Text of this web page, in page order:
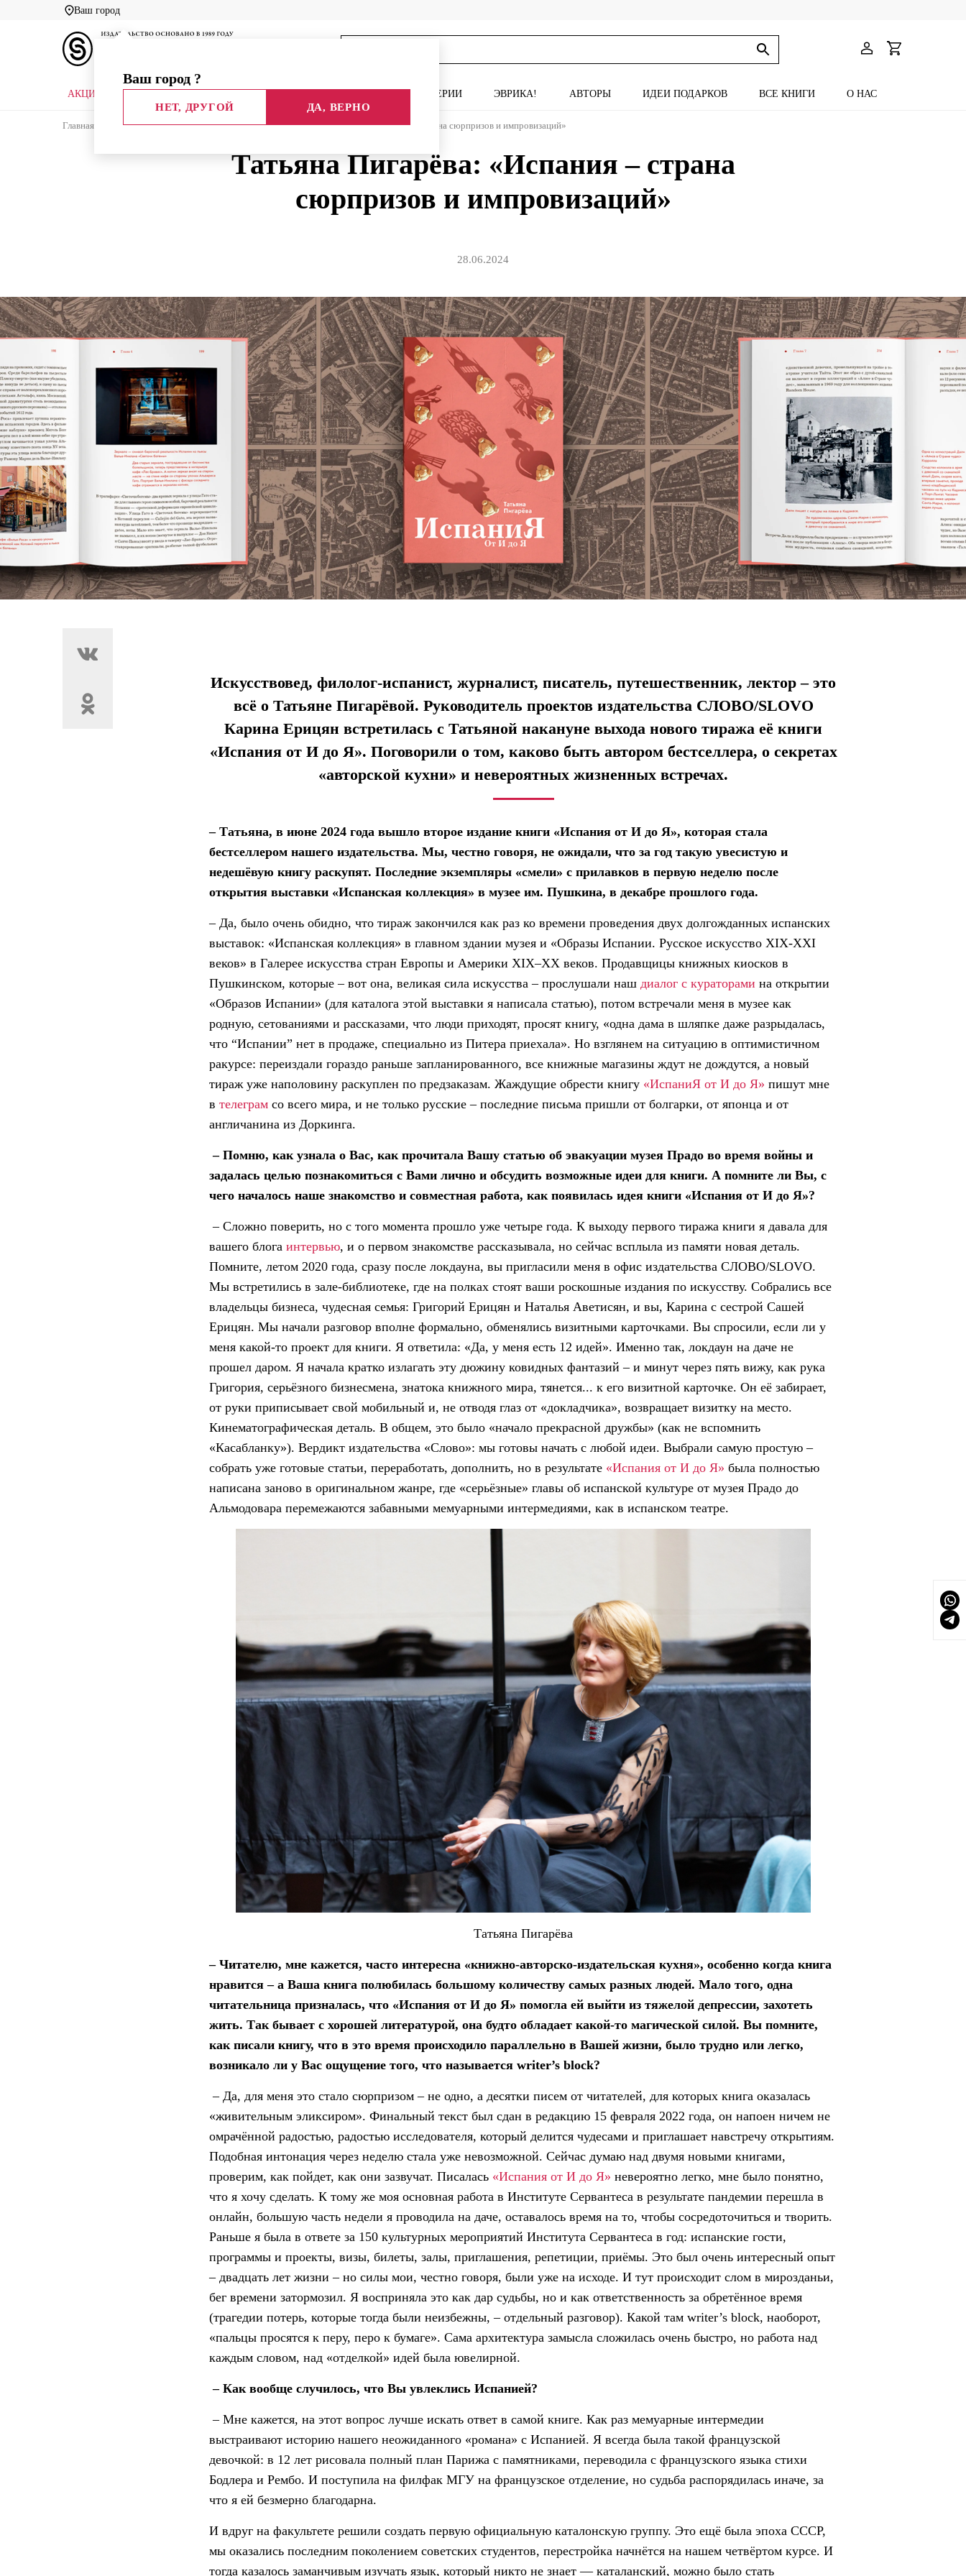
Ваш город
Ваш город ?
НЕТ, ДРУГОЙ ДА, ВЕРНО
АКЦИИ СЕРИИ ЭВРИКА! АВТОРЫ ИДЕИ ПОДАРКОВ ВСЕ КНИГИ О НАС
Главная Блог издательства Интервью Татьяна Пигарёва: «Испания – страна сюрпризов и импровизаций»
Татьяна Пигарёва: «Испания – страна
сюрпризов и импровизаций»
28.06.2024
Искусствовед, филолог-испанист, журналист, писатель, путешественник, лектор – это
всё о Татьяне Пигарёвой. Руководитель проектов издательства СЛОВО/SLOVO
Карина Ерицян встретилась с Татьяной накануне выхода нового тиража её книги
«Испания от И до Я». Поговорили о том, каково быть автором бестселлера, о секретах
«авторской кухни» и невероятных жизненных встречах.
– Татьяна, в июне 2024 года вышло второе издание книги «Испания от И до Я», которая стала
бестселлером нашего издательства. Мы, честно говоря, не ожидали, что за год такую увесистую и
недешёвую книгу раскупят. Последние экземпляры «смели» с прилавков в первую неделю после
открытия выставки «Испанская коллекция» в музее им. Пушкина, в декабре прошлого года.
– Да, было очень обидно, что тираж закончился как раз ко времени проведения двух долгожданных испанских
выставок: «Испанская коллекция» в главном здании музея и «Образы Испании. Русское искусство XIX-XXI
веков» в Галерее искусства стран Европы и Америки XIX–XX веков. Продавщицы книжных киосков в
Пушкинском, которые – вот она, великая сила искусства – прослушали наш диалог с кураторами на открытии
«Образов Испании» (для каталога этой выставки я написала статью), потом встречали меня в музее как
родную, сетованиями и рассказами, что люди приходят, просят книгу, «одна дама в шляпке даже разрыдалась,
что “Испании” нет в продаже, специально из Питера приехала». Но взглянем на ситуацию в оптимистичном
ракурсе: переиздали гораздо раньше запланированного, все книжные магазины ждут не дождутся, а новый
тираж уже наполовину раскуплен по предзаказам. Жаждущие обрести книгу «ИспаниЯ от И до Я» пишут мне
в телеграм со всего мира, и не только русские – последние письма пришли от болгарки, от японца и от
англичанина из Доркинга.
– Помню, как узнала о Вас, как прочитала Вашу статью об эвакуации музея Прадо во время войны и
задалась целью познакомиться с Вами лично и обсудить возможные идеи для книги. А помните ли Вы, с
чего началось наше знакомство и совместная работа, как появилась идея книги «Испания от И до Я»?
– Сложно поверить, но с того момента прошло уже четыре года. К выходу первого тиража книги я давала для
вашего блога интервью, и о первом знакомстве рассказывала, но сейчас всплыла из памяти новая деталь.
Помните, летом 2020 года, сразу после локдауна, вы пригласили меня в офис издательства СЛОВО/SLOVO.
Мы встретились в зале-библиотеке, где на полках стоят ваши роскошные издания по искусству. Собрались все
владельцы бизнеса, чудесная семья: Григорий Ерицян и Наталья Аветисян, и вы, Карина с сестрой Сашей
Ерицян. Мы начали разговор вполне формально, обменялись визитными карточками. Вы спросили, если ли у
меня какой-то проект для книги. Я ответила: «Да, у меня есть 12 идей». Именно так, локдаун на даче не
прошел даром. Я начала кратко излагать эту дюжину ковидных фантазий – и минут через пять вижу, как рука
Григория, серьёзного бизнесмена, знатока книжного мира, тянется... к его визитной карточке. Он её забирает,
от руки приписывает свой мобильный и, не отводя глаз от «докладчика», возвращает визитку на место.
Кинематографическая деталь. В общем, это было «начало прекрасной дружбы» (как не вспомнить
«Касабланку»). Вердикт издательства «Слово»: мы готовы начать с любой идеи. Выбрали самую простую –
собрать уже готовые статьи, переработать, дополнить, но в результате «Испания от И до Я» была полностью
написана заново в оригинальном жанре, где «серьёзные» главы об испанской культуре от музея Прадо до
Альмодовара перемежаются забавными мемуарными интермедиями, как в испанском театре.
Татьяна Пигарёва
– Читателю, мне кажется, часто интересна «книжно-авторско-издательская кухня», особенно когда книга
нравится – а Ваша книга полюбилась большому количеству самых разных людей. Мало того, одна
читательница призналась, что «Испания от И до Я» помогла ей выйти из тяжелой депрессии, захотеть
жить. Так бывает с хорошей литературой, она будто обладает какой-то магической силой. Вы помните,
как писали книгу, что в это время происходило параллельно в Вашей жизни, было трудно или легко,
возникало ли у Вас ощущение того, что называется writer’s block?
– Да, для меня это стало сюрпризом – не одно, а десятки писем от читателей, для которых книга оказалась
«живительным эликсиром». Финальный текст был сдан в редакцию 15 февраля 2022 года, он напоен ничем не
омрачённой радостью, радостью исследователя, который делится чудесами и приглашает навстречу открытиям.
Подобная интонация через неделю стала уже невозможной. Сейчас думаю над двумя новыми книгами,
проверим, как пойдет, как они зазвучат. Писалась «Испания от И до Я» невероятно легко, мне было понятно,
что я хочу сделать. К тому же моя основная работа в Институте Сервантеса в результате пандемии перешла в
онлайн, большую часть недели я проводила на даче, оставалось время на то, чтобы сосредоточиться и творить.
Раньше я была в ответе за 150 культурных мероприятий Института Сервантеса в год: испанские гости,
программы и проекты, визы, билеты, залы, приглашения, репетиции, приёмы. Это был очень интересный опыт
– двадцать лет жизни – но силы мои, честно говоря, были уже на исходе. И тут происходит слом в мирозданьи,
бег времени затормозил. Я восприняла это как дар судьбы, но и как ответственность за обретённое время
(трагедии потерь, которые тогда были неизбежны, – отдельный разговор). Какой там writer’s block, наоборот,
«пальцы просятся к перу, перо к бумаге». Сама архитектура замысла сложилась очень быстро, но работа над
каждым словом, над «отделкой» идей была ювелирной.
– Как вообще случилось, что Вы увлеклись Испанией?
– Мне кажется, на этот вопрос лучше искать ответ в самой книге. Как раз мемуарные интермедии
выстраивают историю нашего неожиданного «романа» с Испанией. Я всегда была такой французской
девочкой: в 12 лет рисовала полный план Парижа с памятниками, переводила с французского языка стихи
Бодлера и Рембо. И поступила на филфак МГУ на французское отделение, но судьба распорядилась иначе, за
что я ей безмерно благодарна.
И вдруг на факультете решили создать первую официальную каталонскую группу. Это ещё была эпоха СССР,
мы оказались последним поколением советских студентов, перестройка начнётся на нашем четвёртом курсе. И
тогда казалось заманчивым изучать язык, который никто не знает — каталанский, можно было стать